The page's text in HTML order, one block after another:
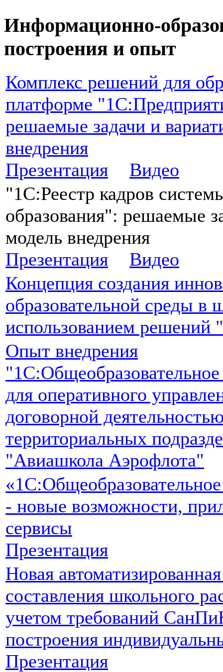
Информационно-
построения и опыт
Комплекс решений для
платформе
решаемые задачи и
внедрения
Презентация
Видео
"1С:Реестр кадров
образования": решаемые
модель внедрения
Презентация
Видео
Концепция создания
образовательной среды в
использованием решений
Опыт внедрения
для оперативного
договорной
территориальных
"Авиашкола Аэрофлота"
- новые возможности,
сервисы
Презентация
Новая
составления школьного
учетом требований
построения
Презентация